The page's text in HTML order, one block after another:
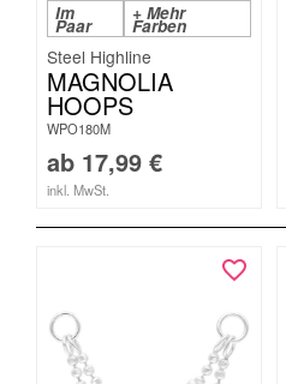
Im
Paar
+ Mehr
Farben
Steel Highline
MAGNOLIA
HOOPS
WPO180M
ab 17,99 €
inkl. MwSt.